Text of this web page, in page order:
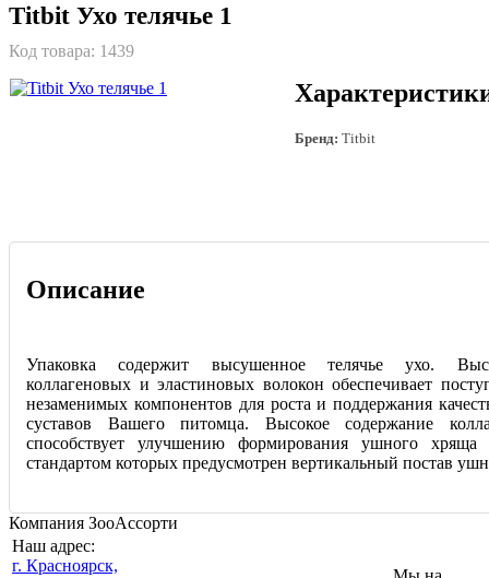
Titbit Ухо телячье 1
Код товара: 1439
Бренд: Titbit
Описание
Упаковка содержит высушенное телячье ухо.
коллагеновых и эластиновых волокон обеспечивает
незаменимых компонентов для роста и поддержания
суставов Вашего питомца. Высокое содержание
способствует улучшению формирования ушного
стандартом которых предусмотрен вертикальный постав
Компания ЗооАссорти
Наш адрес:
г. Красноярск,